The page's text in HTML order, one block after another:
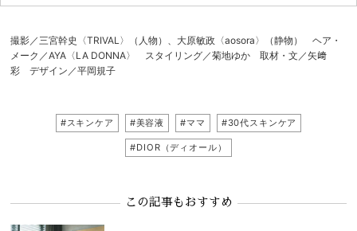
撮影／三宮幹史〈TRIVAL〉（人物）、大原敏政〈aosora〉（静物） ヘア・
メーク／AYA〈LA DONNA〉 スタイリング／菊地ゆか 取材・文／矢﨑
彩 デザイン／平岡規子
#スキンケア #美容液 #ママ #30代スキンケア
#DIOR（ディオール）
この記事もおすすめ